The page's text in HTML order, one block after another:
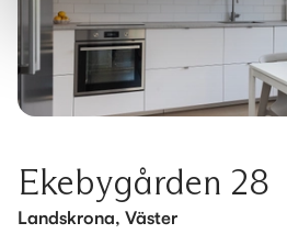
Ekebygården 28
Landskrona, Väster